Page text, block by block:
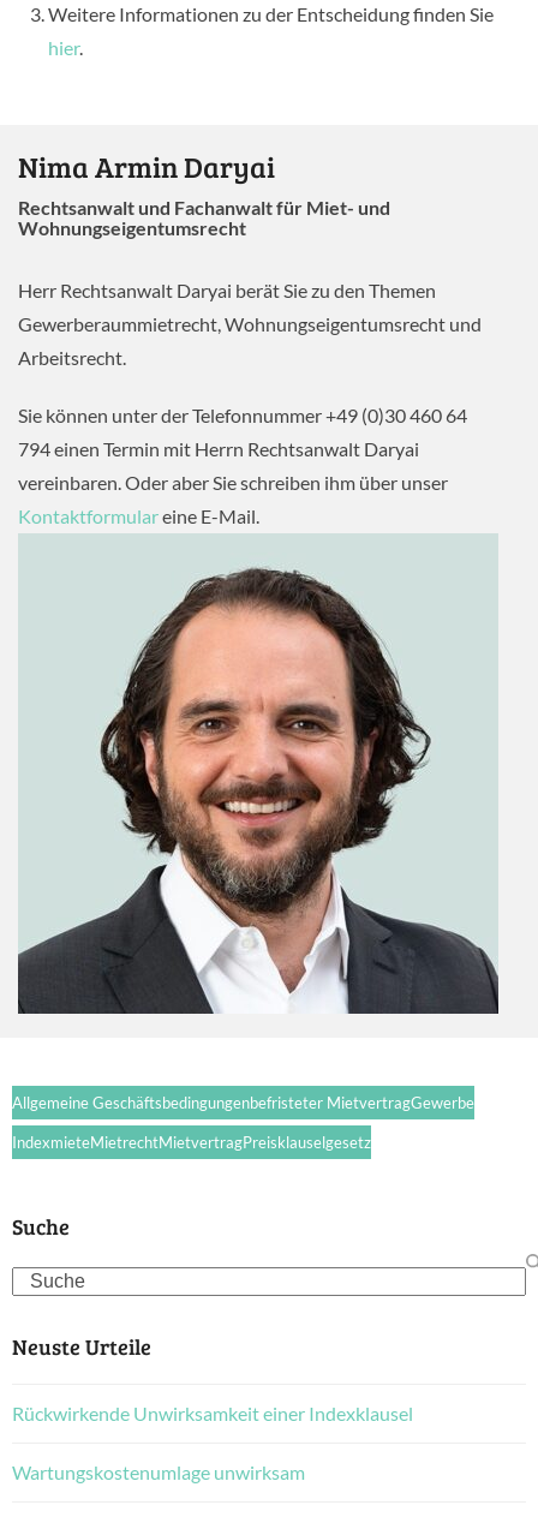
Weitere Informationen zu der Entscheidung finden Sie
hier.
Nima Armin Daryai
Rechtsanwalt und Fachanwalt für Miet- und
Wohnungseigentumsrecht
Herr Rechtsanwalt Daryai berät Sie zu den Themen
Gewerberaummietrecht, Wohnungseigentumsrecht und
Arbeitsrecht.
Sie können unter der Telefonnummer +49 (0)30 460 64
794 einen Termin mit Herrn Rechtsanwalt Daryai
vereinbaren. Oder aber Sie schreiben ihm über unser
Kontaktformulareine E-Mail.
Allgemeine Geschäftsbedingungenbefristeter MietvertragGewerbe
IndexmieteMietrechtMietvertragPreisklauselgesetz
Suche
Search
Neuste Urteile
Rückwirkende Unwirksamkeit einer Indexklausel
Wartungskostenumlage unwirksam